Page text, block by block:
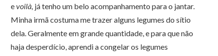
evoilà, já tenho um belo acompanhamento para o jantar.
Minha irmã costuma me trazer alguns legumes do sítio
dela. Geralmente em grande quantidade, e para que não
haja desperdício, aprendi a congelar os legumes